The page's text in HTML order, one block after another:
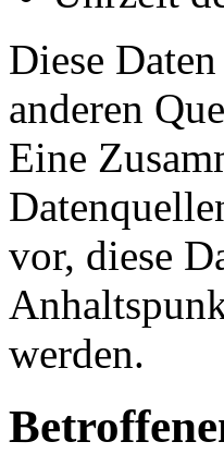
Diese
anderen
Eine
vor, diese
werden.